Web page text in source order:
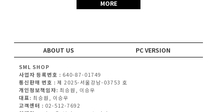
MORE
ABOUT US PC VERSION
SML SHOP
사업자 등록번호 : 640-87-01749
통신판매 번호 : 제 2025-서울강남-03753 호
개인정보책임자: 최승원, 이승우
대표: 최승원, 이승우
고객센터 : 02-512-7692